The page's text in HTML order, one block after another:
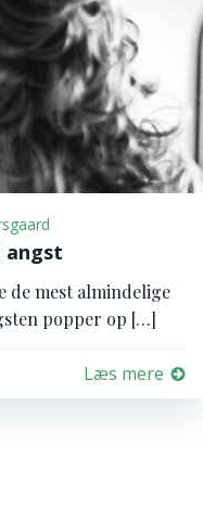
angst
de mest almindelige
popper op […]
Læs mere